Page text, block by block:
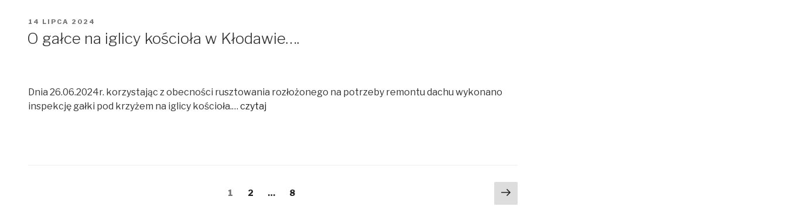
OPUBLIKOWANE
W
14 LIPCA 2024
O gałce na iglicy kościoła w Kłodawie….
Dnia 26.06.2024r. korzystając z obecności rusztowania rozłożonego na potrzeby remontu dachu wykonano
inspekcję gałki pod krzyżem na iglicy kościoła.… czytaj
Strona
1 Strona
2 … Strona
8
Następna
strona